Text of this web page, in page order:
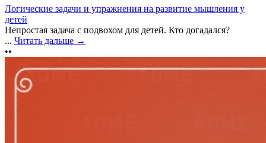
Логические задачи и упражнения на развитие мышления у
детей
Непростая задача с подвохом для детей. Кто догадался?
... Читать дальше →
••